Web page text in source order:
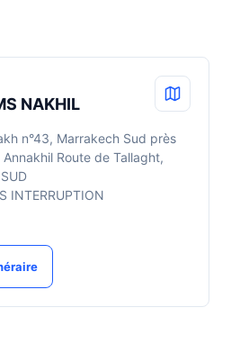
NAKHIL
n°43, Marrakech Sud près
Route de Tallaght,
INTERRUPTION